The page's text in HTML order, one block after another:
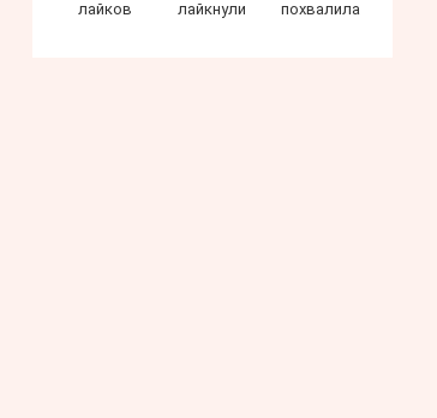
лайков лайкнули похвалила